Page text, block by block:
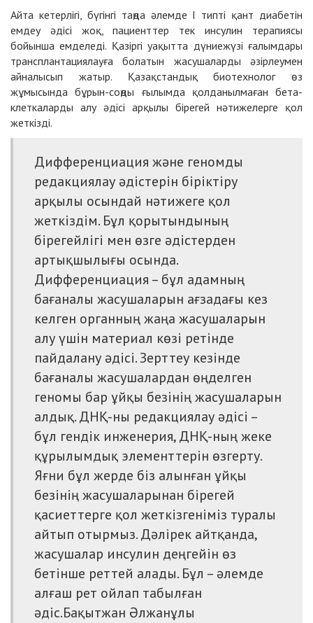
Айта кетерлігі, бүгінгі таңда әлемде І типті қант диабетін
емдеу әдісі жоқ, пациенттер тек инсулин терапиясы
бойынша емделеді. Қазіргі уақытта дүниежүзі ғалымдары
трансплантациялауға болатын жасушаларды әзірлеумен
айналысып жатыр. Қазақстандық биотехнолог өз
жұмысында бұрын-соңды ғылымда қолданылмаған бета-
клеткаларды алу әдісі арқылы бірегей нәтижелерге қол
жеткізді.
Дифференциация және геномды
редакциялау әдістерін біріктіру
арқылы осындай нәтижеге қол
жеткіздім. Бұл қорытындының
бірегейлігі мен өзге әдістерден
артықшылығы осында.
Дифференциация – бұл адамның
бағаналы жасушаларын ағзадағы кез
келген органның жаңа жасушаларын
алу үшін материал көзі ретінде
пайдалану әдісі. Зерттеу кезінде
бағаналы жасушалардан өңделген
геномы бар ұйқы безінің жасушаларын
алдық. ДНҚ-ны редакциялау әдісі –
бұл гендік инженерия, ДНҚ-ның жеке
құрылымдық элементтерін өзгерту.
Яғни бұл жерде біз алынған ұйқы
безінің жасушаларынан бірегей
қасиеттерге қол жеткізгеніміз туралы
айтып отырмыз. Дәлірек айтқанда,
жасушалар инсулин деңгейін өз
бетінше реттей алады. Бұл – әлемде
алғаш рет ойлап табылған
әдіс.Бақытжан Әлжанұлы